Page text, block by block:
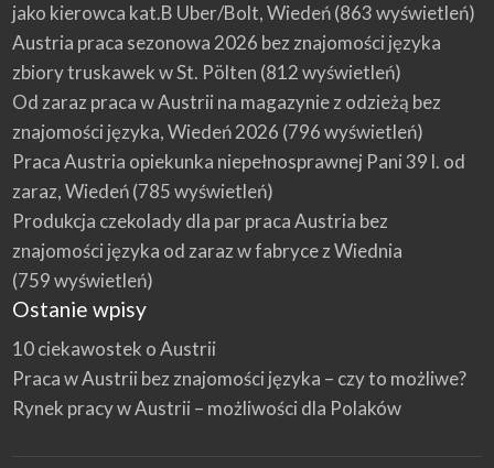
jako kierowca kat.B Uber/Bolt, Wiedeń(863 wyświetleń)
Austria praca sezonowa 2026 bez znajomości języka
zbiory truskawek w St. Pölten (812 wyświetleń)
Od zaraz praca w Austrii na magazynie z odzieżą bez
znajomości języka, Wiedeń 2026 (796 wyświetleń)
Praca Austria opiekunka niepełnosprawnej Pani 39 l. od
zaraz, Wiedeń(785 wyświetleń)
Produkcja czekolady dla par praca Austria bez
znajomości języka od zaraz w fabryce z Wiednia
(759 wyświetleń)
Ostanie wpisy
10 ciekawostek o Austrii
Praca w Austrii bez znajomości języka – czy to możliwe?
Rynek pracy w Austrii – możliwości dla Polaków